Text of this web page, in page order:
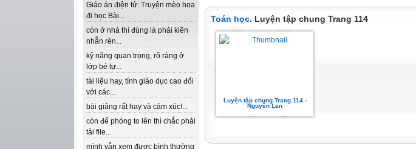
Giáo án điện tử: Truyện mèo hoa
đi học Bài...
còn ở nhà thì đúng là phải kiên
nhẫn rèn...
kỹ năng quan trọng, rõ ràng ở
lớp bé tự...
tài liệu hay, tính giáo dục cao đối
với các...
bài giảng rất hay và cảm xúc!...
còn để phóng to lên thì chắc phải
tải file...
mình vẫn xem được bình thường
Toán học. Luyện tập chung Trang 114
Luyện tập chung Trang 114 -
Nguyễn Lan